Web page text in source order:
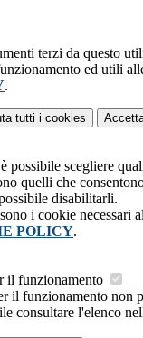
terzi da questo
ed utili
.
tutti i cookies
possibile scegliere
quelli che
disabilitarli.
i cookie necessari
POLICY.
il funzionamento
il funzionamento non
consultare l'elenco